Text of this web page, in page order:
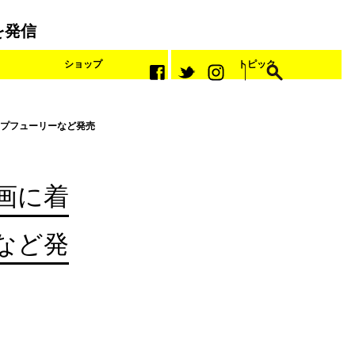
発信
ショップ トピック
フューリーなど発売
に着
ど発